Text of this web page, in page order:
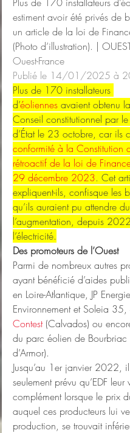
estiment avoir été privés de
un article de la loi de
(Photo d’illustration). |
Ouest-France
Publié le 14/01/2025 à
Plus de 170 installateurs
d’éoliennes avaient obtenu
Conseil constitutionnel par
d’État le 23 octobre, car ils
conformité à la Constitution
rétroactif de la loi de
29 décembre 2023. Cet
expliquent-ils, confisque les
qu’ils auraient pu attendre
l’augmentation, depuis
l’électricité.
Des promoteurs de l’Ouest
Parmi de nombreux autres
ayant bénéficié d’aides
en Loire-Atlantique, JP Energie
Environnement et Soleia
Contest (Calvados) ou
du parc éolien de Bourbriac
d’Armor).
Jusqu’au 1er janvier 2022,
seulement prévu qu’EDF leur
complément lorsque le prix
auquel ces producteurs lui
production, se trouvait